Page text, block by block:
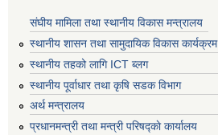
संघीय मामिला तथा स्थानीय विकास मन्त्रालय
स्थानीय शासन तथा सामुदायिक विकास कार्यक्रम
स्थानीय तहको लागि ICT ब्लग
स्थानीय पूर्वाधार तथा कृषि सडक विभाग
अर्थ मन्त्रालय
प्रधानमन्त्री तथा मन्त्री परिषद्काे कार्यालय